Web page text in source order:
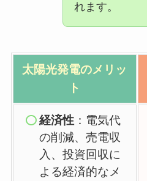
れます。
太陽光発電のメリッ
ト
経済性 ：電気代
の削減、売電収
入、投資回収に
よる経済的なメ